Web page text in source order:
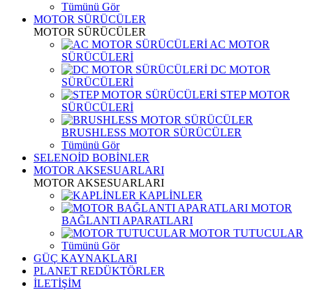
Tümünü Gör
MOTOR SÜRÜCÜLER
MOTOR SÜRÜCÜLER
AC MOTOR
SÜRÜCÜLERİ
DC MOTOR
SÜRÜCÜLERİ
STEP MOTOR
SÜRÜCÜLERİ
BRUSHLESS MOTOR SÜRÜCÜLER
Tümünü Gör
SELENOİD BOBİNLER
MOTOR AKSESUARLARI
MOTOR AKSESUARLARI
KAPLİNLER
MOTOR
BAĞLANTI APARATLARI
MOTOR TUTUCULAR
Tümünü Gör
GÜÇ KAYNAKLARI
PLANET REDÜKTÖRLER
İLETİŞİM